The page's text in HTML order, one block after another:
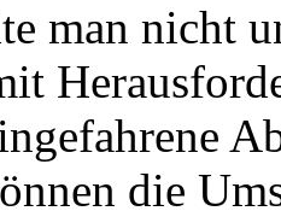
man nicht
die